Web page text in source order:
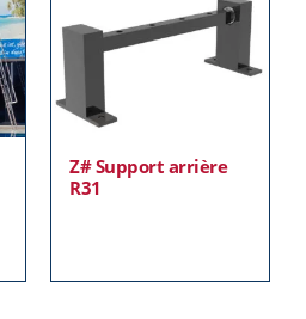
Z# Support arrière
R31